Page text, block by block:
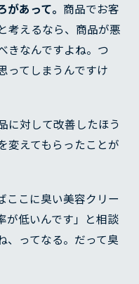
あって。 商品でお客
考えるなら、商品が悪
きなんですよね。つ
ってしまうんですけ
に対して改善したほう
変えてもらったことが
ここに臭い美容クリー
が低いんです」と相談
、ってなる。だって臭